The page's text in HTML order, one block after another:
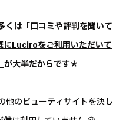
くは「口コミや評判を聞いて
にLuciroをご利用いただいて
が大半だからです＊
のビューティサイトを決し